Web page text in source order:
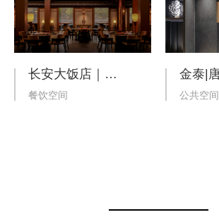
长安大饭店｜乌兹别克斯坦·撒马尔罕
餐饮空间 公共空间